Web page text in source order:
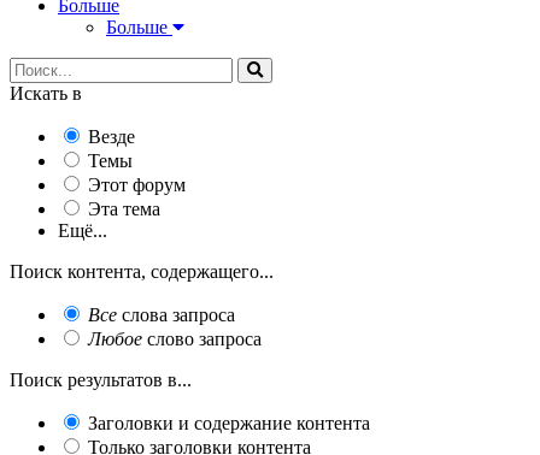
Больше
Больше
Искать в
Везде
Темы
Этот форум
Эта тема
Ещё...
Поиск контента, содержащего...
Все слова запроса
Любое слово запроса
Поиск результатов в...
Заголовки и содержание контента
Только заголовки контента